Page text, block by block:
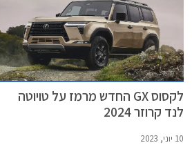
לקסוס GX החדש מרמז על טויוטה
לנד קרוזר 2024
10 יוני, 2023